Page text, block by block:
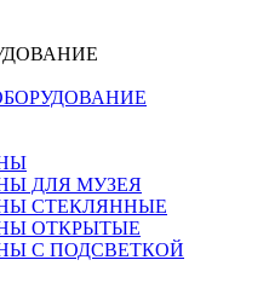
ДЛЯ МУЗЕЯ
СТЕКЛЯННЫЕ
ОТКРЫТЫЕ
С ПОДСВЕТКОЙ